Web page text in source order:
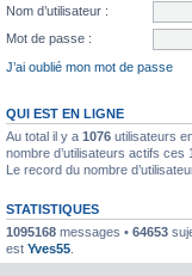
Nom d’utilisateur :
Mot de passe :
J’ai oublié mon mot de passe
QUI EST EN LIGNE
Au total il y a 1076 utilisateurs
nombre d’utilisateurs actifs ces
Le record du nombre
STATISTIQUES
1095168 messages • 64653
est Yves55